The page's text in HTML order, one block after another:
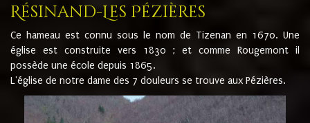
Résinand-Les Pézières
Ce hameau est connu sous le nom de Tizenan en 1670. Une
église est construite vers 1830 ; et comme Rougemont il
possède une école depuis 1865.
L'église de notre dame des 7 douleurs se trouve aux Pézières.